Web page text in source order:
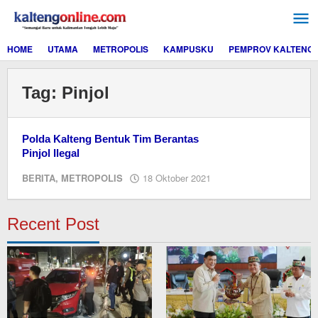
konten
HOME
UTAMA METROPOLIS KAMPUSKU PEMPROV KALTENG
Tag: Pinjol
Polda Kalteng Bentuk Tim Berantas
Pinjol Ilegal
BERITA, METROPOLIS 18 Oktober 2021
dua
Recent Post